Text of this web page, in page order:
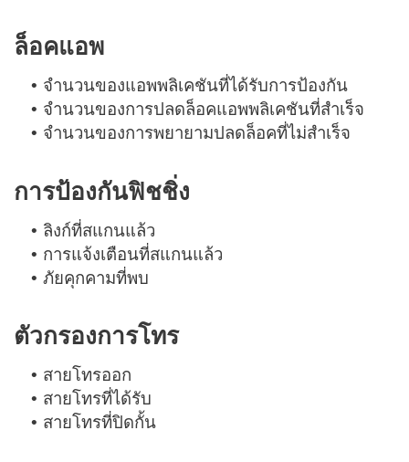
ล็อคแอพ
• จำนวนของแอพพลิเคชันที่ได้รับการป้องกัน
• จำนวนของการปลดล็อคแอพพลิเคชันที่สำเร็จ
• จำนวนของการพยายามปลดล็อคที่ไม่สำเร็จ
การป้องกันฟิชชิ่ง
• ลิงก์ที่สแกนแล้ว
• การแจ้งเตือนที่สแกนแล้ว
• ภัยคุกคามที่พบ
ตัวกรองการโทร
• สายโทรออก
• สายโทรที่ได้รับ
• สายโทรที่ปิดกั้น